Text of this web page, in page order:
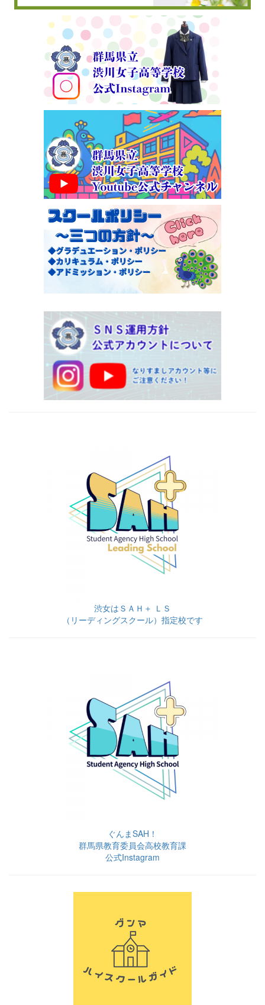
渋女はＳＡＨ＋ ＬＳ
（リーディングスクール）指定校です
ぐんまSAH！
群馬県教育委員会高校教育課
公式Instagram